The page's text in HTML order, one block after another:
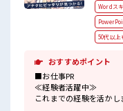
Wordス
50代以上
おすすめポイント
■お仕事PR
≪経験者活躍中≫
これまでの経験を活かし